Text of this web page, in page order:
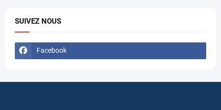
SUIVEZ NOUS
Facebook